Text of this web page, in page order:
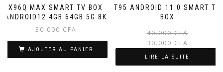
X96Q MAX SMART TV BOX
ANDROID12 4GB 64GB 5G 8K
30.000 CFA
AJOUTER AU PANIER
T95 ANDROID 11.0 SMART TV
BOX
40.000CFA
30.000 CFA
LIRE LA SUITE